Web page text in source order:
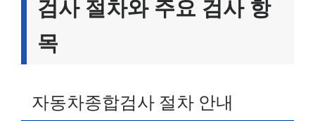
검사 절차와 주요 검사 항
목
자동차종합검사 절차 안내